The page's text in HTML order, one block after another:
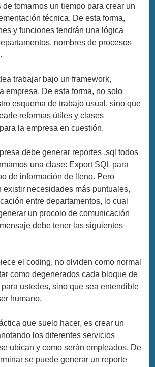
tomarnos un tiempo para crear un
técnica. De esta forma,
y funciones tendrán una lógica
nombres de procesos
trabajar bajo un framework,
empresa. De esta forma, no solo
esquema de trabajo usual, sino que
reformas útiles y clases
la empresa en cuestión.
debe generar reportes .sql todos
una clase: Export SQL para
de información de lleno. Pero
existir necesidades más puntuales,
entre departamentos, lo cual
un procolo de comunicación
debe tener las siguientes
el coding, no olviden como normal
como degenerados cada bloque de
ustedes, sino que sea entendible
humano.
que suelo hacer, es crear un
los diferentes servicios
ubican y como serán empleados. De
se puede generar un reporte